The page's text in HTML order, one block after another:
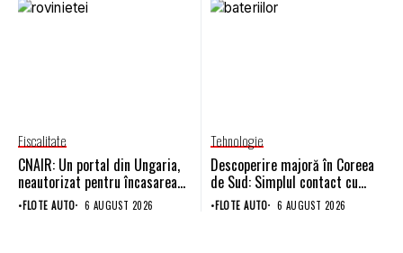
Fiscalitate
CNAIR: Un portal din Ungaria,
neautorizat pentru încasarea
rovinietei, percepe costuri
suplimentare
•FLOTE AUTO 6 AUGUST 2026
Tehnologie
Descoperire majoră în Coreea
de Sud: Simplul contact cu
aerul reduce drastic durata de
viață a bateriilor viitorului
•FLOTE AUTO 6 AUGUST 2026